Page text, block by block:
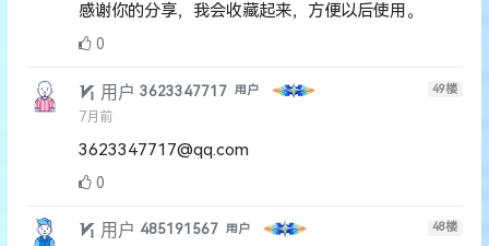
感谢你的分享，我会收藏起来，方便以后使用。
0
用户3623347717 用户
7月前
49楼
3623347717@qq.com
0
用户 485191567 用户 48楼